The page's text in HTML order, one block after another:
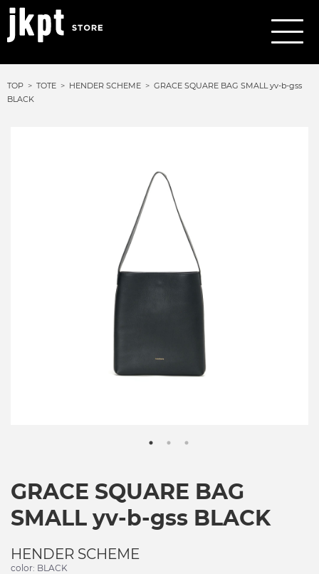
TOP TOTE HENDER SCHEME
GRACE SQUARE BAG SMALL yv-b-gss
BLACK
GRACE SQUARE BAG
SMALL yv-b-gss BLACK
HENDER SCHEME
color: BLACK